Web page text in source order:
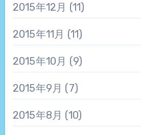
2015年12月 (11)
2015年11月 (11)
2015年10月 (9)
2015年9月 (7)
2015年8月 (10)